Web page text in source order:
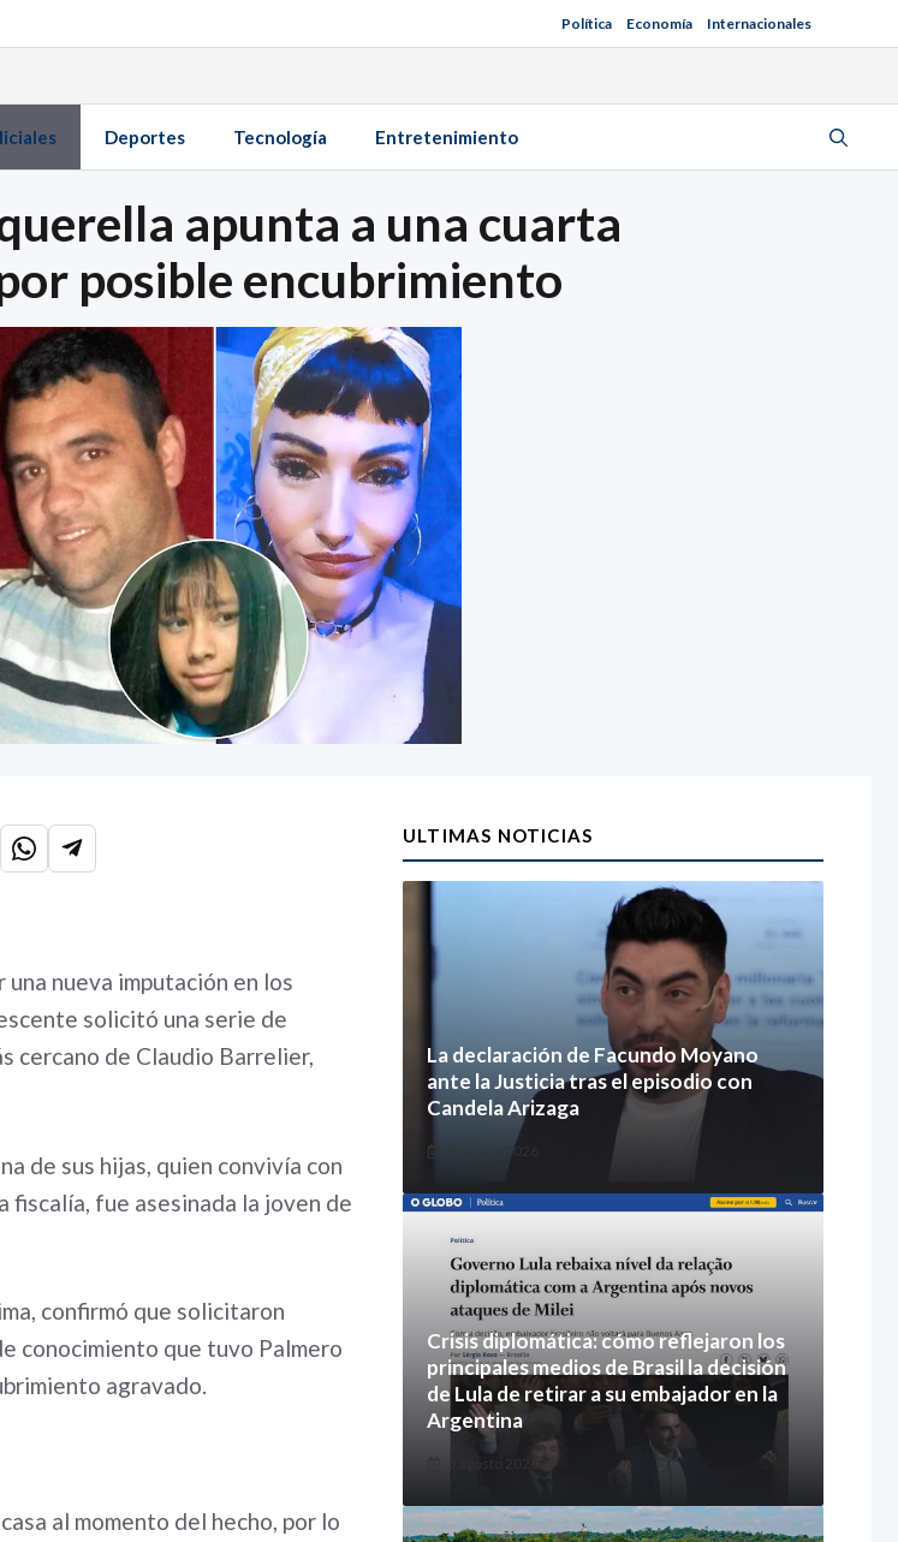
Política Economía Internacionales
Deportes Tecnología Entretenimiento
apunta a una cuarta
posible encubrimiento
nueva imputación en los
solicitó una serie de
cercano de Claudio Barrelier,
de sus hijas, quien convivía con
fiscalía, fue asesinada la joven de
confirmó que solicitaron
conocimiento que tuvo Palmero
agravado.
al momento del hecho, por lo
ULTIMAS NOTICIAS
La declaración de Facundo Moyano
ante la Justicia tras el episodio con
Candela Arizaga
5 agosto 2026
Crisis diplomática: cómo reflejaron los
principales medios de Brasil la decisión
de Lula de retirar a su embajador en la
Argentina
5 agosto 2026